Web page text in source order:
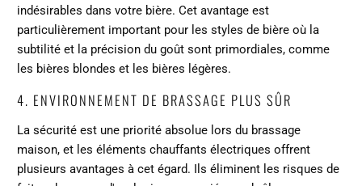
indésirables dans votre bière. Cet avantage est
particulièrement important pour les styles de bière où la
subtilité et la précision du goût sont primordiales, comme
les bières blondes et les bières légères.
4. ENVIRONNEMENT DE BRASSAGE PLUS SÛR
La sécurité est une priorité absolue lors du brassage
maison, et les éléments chauffants électriques offrent
plusieurs avantages à cet égard. Ils éliminent les risques de